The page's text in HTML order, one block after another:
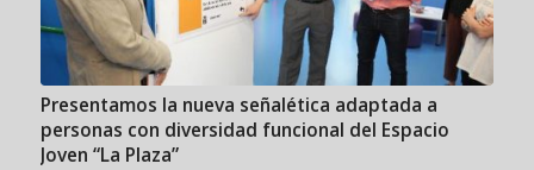
Presentamos la nueva señalética adaptada a
personas con diversidad funcional del Espacio
Joven “La Plaza”